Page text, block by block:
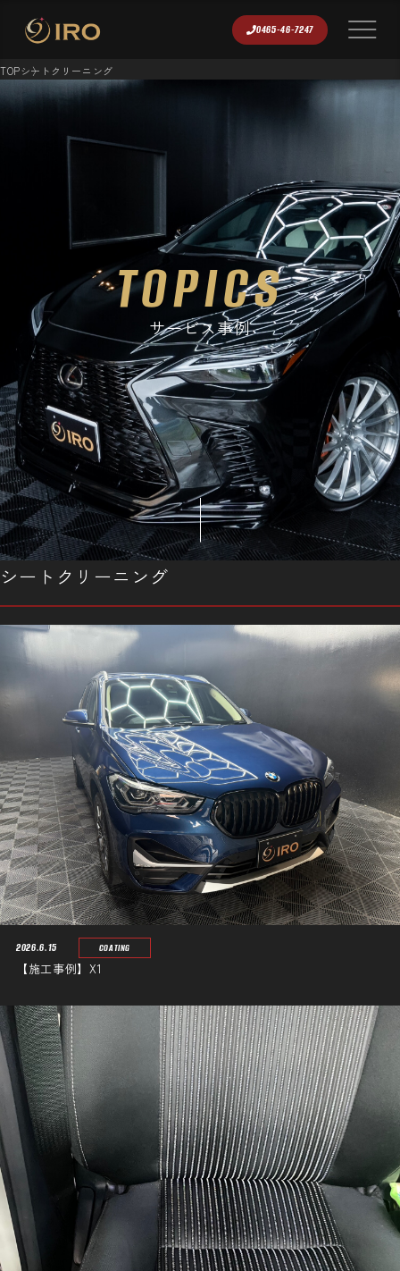
0465-46-7247
TOPシートクリーニング
TOPICS
サービス事例
シートクリーニング
2026.6.15 COATING
【施工事例】X1